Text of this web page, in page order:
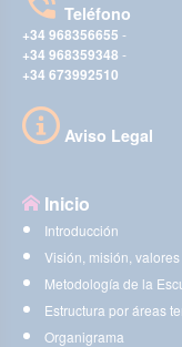
Teléfono
+34 968356655 -
+34 968359348 -
+34 673992510
Aviso Legal
Inicio
Introducción
Visión, misión,
Metodología de la
Estructura por áreas
Organigrama